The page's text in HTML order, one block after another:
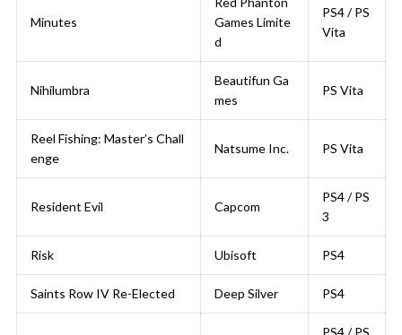
Minutes
Games Limite
d
PS4 / PS
Vita
Nihilumbra
Beautifun Ga
mes
PS Vita
Reel Fishing: Master’s Chall
enge
Natsume Inc. PS Vita
Resident Evil Capcom
PS4 / PS
3
Risk Ubisoft PS4
Saints Row IV Re-Elected Deep Silver PS4
PS4 / PS